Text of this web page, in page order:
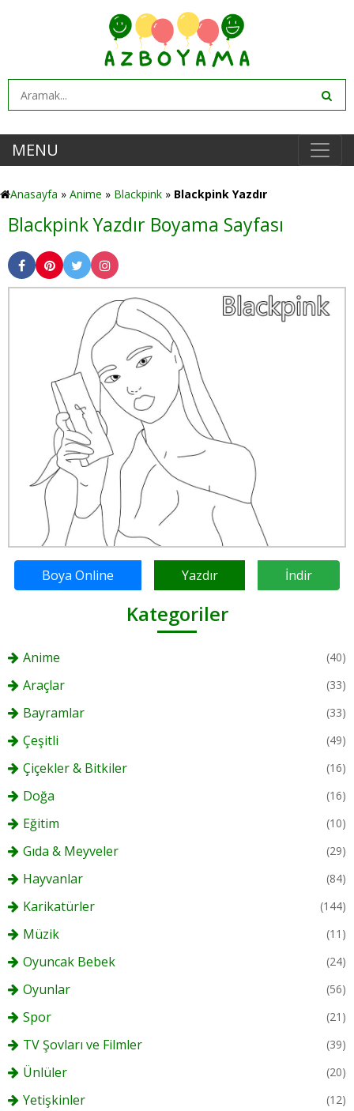
MENU
Anasayfa » Anime » Blackpink » Blackpink Yazdır
Blackpink Yazdır Boyama Sayfası
Boya Online Yazdır İndir
Kategoriler
Anime (40)
Araçlar (33)
Bayramlar (33)
Çeşitli (49)
Çiçekler & Bitkiler (16)
Doğa (16)
Eğitim (10)
Gıda & Meyveler (29)
Hayvanlar (84)
Karikatürler (144)
Müzik (11)
Oyuncak Bebek (24)
Oyunlar (56)
Spor (21)
TV Şovları ve Filmler (39)
Ünlüler (20)
Yetişkinler (12)